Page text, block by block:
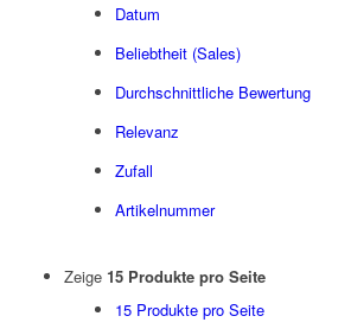
Datum
Beliebtheit (Sales)
Durchschnittliche Bewertung
Relevanz
Zufall
Artikelnummer
Zeige 15 Produkte pro Seite
15 Produkte pro Seite